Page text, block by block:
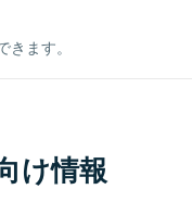
ます。
け情報